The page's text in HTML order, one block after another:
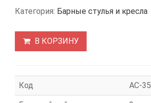
Категория: Барные стулья и кресла
В КОРЗИНУ
Код АС-35